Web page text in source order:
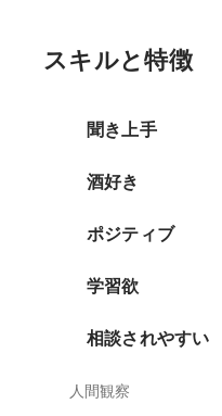
スキルと特徴
聞き上手
酒好き
ポジティブ
学習欲
相談されやすい
人間観察